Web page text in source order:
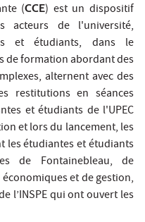
(CCE) est un dispositif
de l'université,
et étudiants, dans le
de formation abordant des
alternent avec des
restitutions en séances
et étudiants de l'UPEC
et lors du lancement, les
les étudiantes et étudiants
de Fontainebleau, de
économiques et de gestion,
l’INSPE qui ont ouvert les